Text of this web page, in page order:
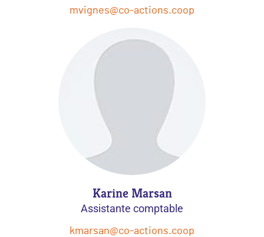
mvignes@co-actions.coop
Karine Marsan
Assistante comptable
kmarsan@co-actions.coop